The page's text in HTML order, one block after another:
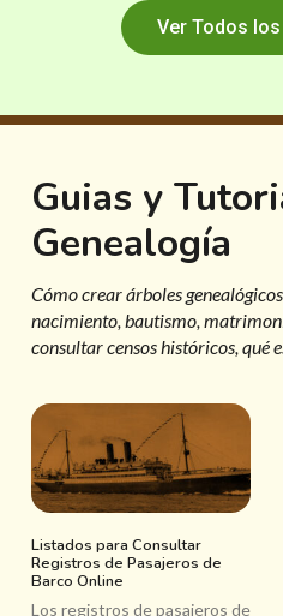
Ver Todos
Guias y
Genealogía
Cómo crear árboles
nacimiento, bautismo,
consultar censos históricos, qué
Listados para Consultar
Registros de Pasajeros de
Barco Online
Los registros de pasajeros de